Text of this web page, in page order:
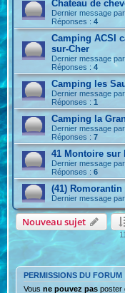
Chateau de
Dernier message
Réponses :4
Camping ACSI
sur-Cher
Dernier message
Réponses :4
Camping les
Dernier message
Réponses :1
Camping la
Dernier message
Réponses :7
41 Montoire
Dernier message
Réponses :6
(41)
Dernier message
Nouveau sujet
PERMISSIONS DU FORUM
Vousne pouvez pas poster